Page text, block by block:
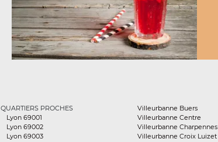
QUARTIERS PROCHES
Lyon 69001
Lyon 69002
Lyon 69003
Villeurbanne Buers
Villeurbanne Centre
Villeurbanne Charpennes
Villeurbanne Croix Luizet